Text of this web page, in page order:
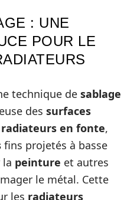
: UNE
POUR LE
technique de sablage
des surfaces
radiateurs en fonte,
fins projetés à basse
peinture et autres
le métal. Cette
les radiateurs